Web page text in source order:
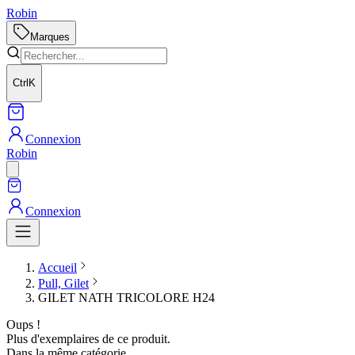
Robin
Marques
Ctrl K
Connexion
Robin
Connexion
Accueil
Pull, Gilet
GILET NATH TRICOLORE H24
Oups !
Plus d'exemplaires de ce produit.